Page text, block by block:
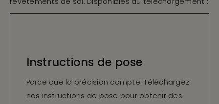
Instructions de pose
Parce que la précision compte. Téléchargez
nos instructions de pose pour obtenir des